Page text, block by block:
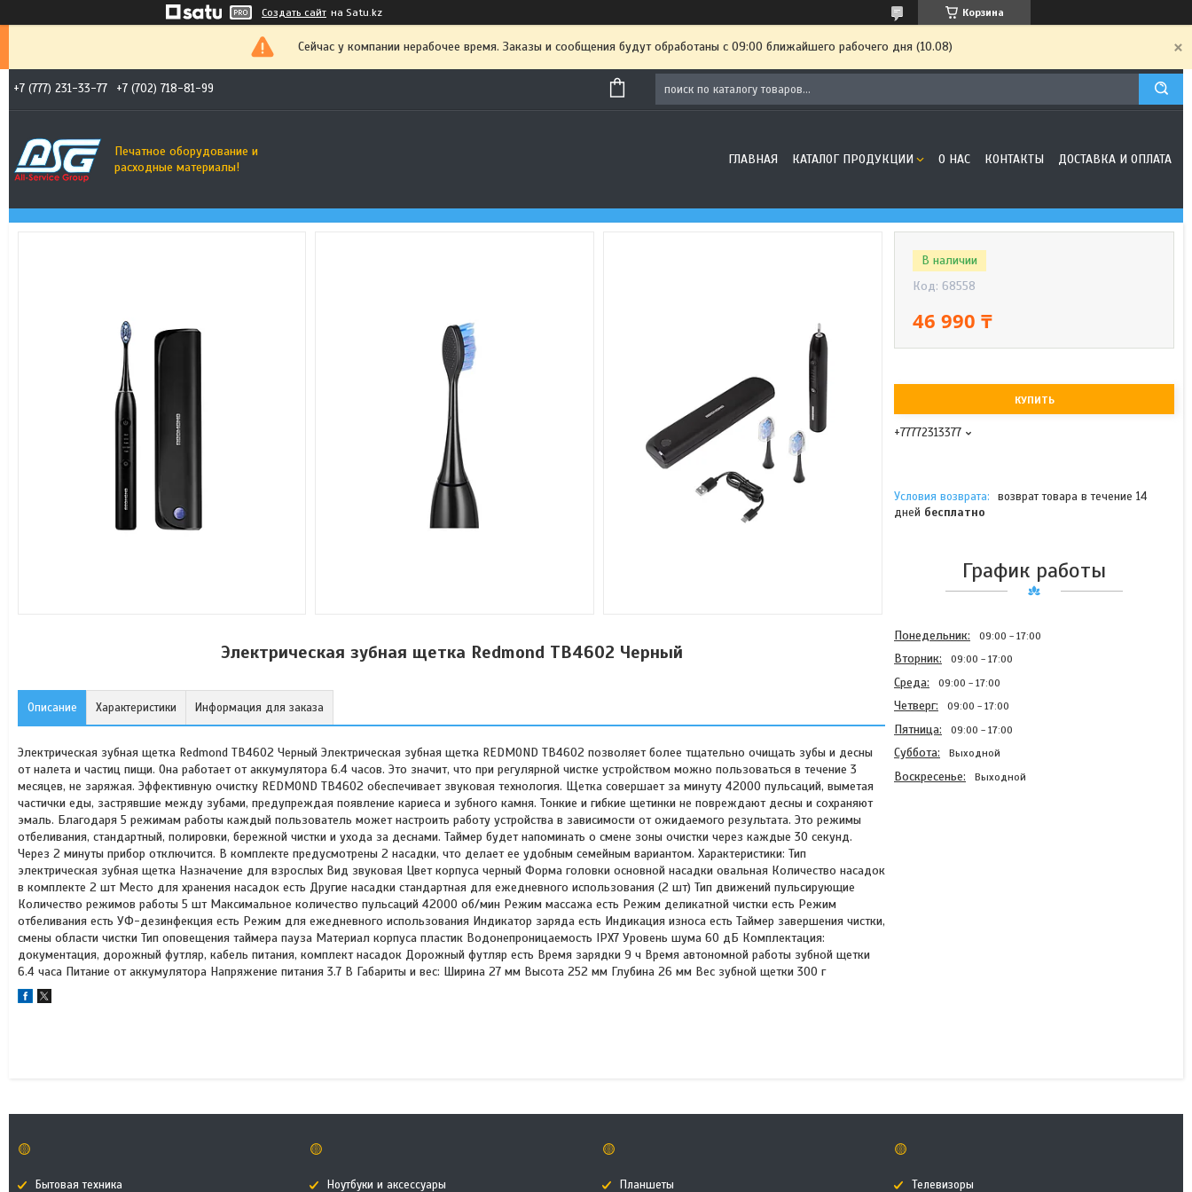
Создать сайт на Satu.kz Корзина
Сейчас у компании нерабочее время. Заказы и сообщения будут обработаны с 09:00 ближайшего рабочего дня (10.08)
+7 (777) 231-33-77 +7 (702) 718-81-99
Печатное оборудование и
расходные материалы!
ГЛАВНАЯ КАТАЛОГ ПРОДУКЦИИ О НАС КОНТАКТЫ ДОСТАВКА И ОПЛАТА
Электрическая зубная щетка Redmond TB4602 Черный
Описание Характеристики Информация для заказа
Электрическая зубная щетка Redmond TB4602 Черный Электрическая зубная щетка REDMOND TB4602 позволяет более тщательно очищать зубы и десны
от налета и частиц пищи. Она работает от аккумулятора 6.4 часов. Это значит, что при регулярной чистке устройством можно пользоваться в течение 3
месяцев, не заряжая. Эффективную очистку REDMOND TB4602 обеспечивает звуковая технология. Щетка совершает за минуту 42000 пульсаций, выметая
частички еды, застрявшие между зубами, предупреждая появление кариеса и зубного камня. Тонкие и гибкие щетинки не повреждают десны и сохраняют
эмаль. Благодаря 5 режимам работы каждый пользователь может настроить работу устройства в зависимости от ожидаемого результата. Это режимы
отбеливания, стандартный, полировки, бережной чистки и ухода за деснами. Таймер будет напоминать о смене зоны очистки через каждые 30 секунд.
Через 2 минуты прибор отключится. В комплекте предусмотрены 2 насадки, что делает ее удобным семейным вариантом. Характеристики: Тип
электрическая зубная щетка Назначение для взрослых Вид звуковая Цвет корпуса черный Форма головки основной насадки овальная Количество насадок
в комплекте 2 шт Место для хранения насадок есть Другие насадки стандартная для ежедневного использования (2 шт) Тип движений пульсирующие
Количество режимов работы 5 шт Максимальное количество пульсаций 42000 об/мин Режим массажа есть Режим деликатной чистки есть Режим
отбеливания есть УФ-дезинфекция есть Режим для ежедневного использования Индикатор заряда есть Индикация износа есть Таймер завершения чистки,
смены области чистки Тип оповещения таймера пауза Материал корпуса пластик Водонепроницаемость IPX7 Уровень шума 60 дБ Комплектация:
документация, дорожный футляр, кабель питания, комплект насадок Дорожный футляр есть Время зарядки 9 ч Время автономной работы зубной щетки
6.4 часа Питание от аккумулятора Напряжение питания 3.7 В Габариты и вес: Ширина 27 мм Высота 252 мм Глубина 26 мм Вес зубной щетки 300 г
В наличии
Код: 68558
46 990 ₸
КУПИТЬ
+77772313377
возврат товара в течение 14
дней бесплатно
График работы
Понедельник 09:00 17:00
Вторник 09:00 17:00
Среда 09:00 17:00
Четверг 09:00 17:00
Пятница 09:00 17:00
Суббота Выходной
Воскресенье Выходной
🟡
Бытовая техника
🟡
Ноутбуки и аксессуары
🟡
Планшеты
🟡
Телевизоры